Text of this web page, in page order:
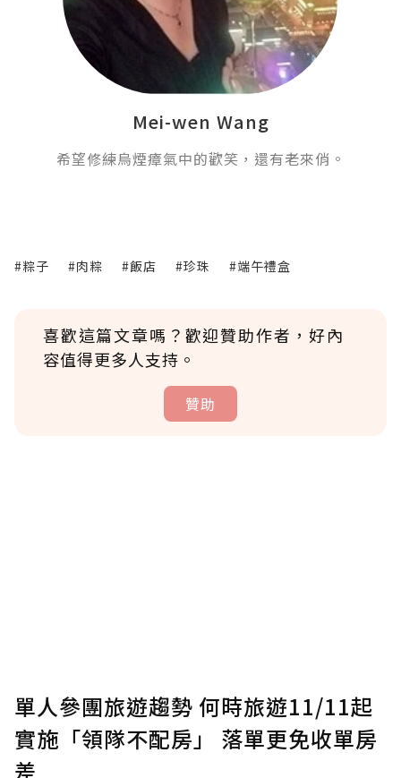
Mei-wen Wang
希望修練烏煙瘴氣中的歡笑，還有老來俏。
#粽子 #肉粽 #飯店 #珍珠 #端午禮盒
喜歡這篇文章嗎？歡迎贊助作者，好內
容值得更多人支持。
贊助
確認送出
單人參團旅遊趨勢 何時旅遊11/11起
實施「領隊不配房」 落單更免收單房
差